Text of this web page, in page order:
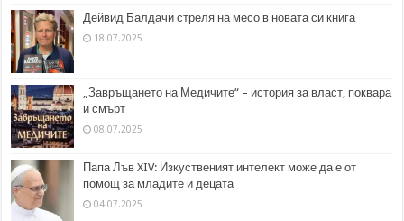
Дейвид Балдачи стреля на месо в новата си книга
18.07.2025
„Завръщането на Медичите“ – история за власт, поквара
и смърт
08.07.2025
Папа Лъв XIV: Изкуственият интелект може да е от
помощ за младите и децата
04.07.2025